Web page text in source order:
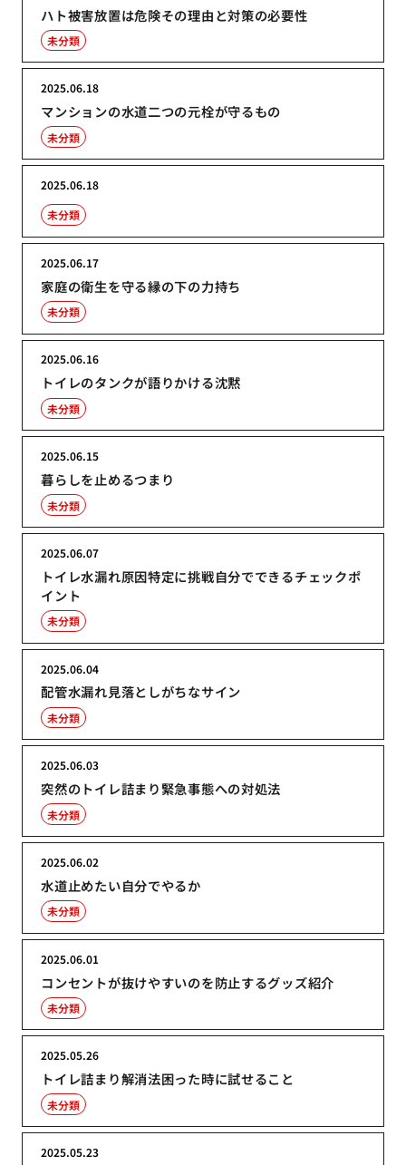
ハト被害放置は危険その理由と対策の必要性
未分類
マンションの水道二つの元栓が守るもの
2025.06.18
未分類
2025.06.18
未分類
家庭の衛生を守る縁の下の力持ち
2025.06.17
未分類
トイレのタンクが語りかける沈黙
2025.06.16
未分類
暮らしを止めるつまり
2025.06.15
未分類
トイレ水漏れ原因特定に挑戦自分でできるチェックポ
イント
2025.06.07
未分類
配管水漏れ見落としがちなサイン
2025.06.04
未分類
突然のトイレ詰まり緊急事態への対処法
2025.06.03
未分類
水道止めたい自分でやるか
2025.06.02
未分類
コンセントが抜けやすいのを防止するグッズ紹介
2025.06.01
未分類
トイレ詰まり解消法困った時に試せること
2025.05.26
未分類
2025.05.23